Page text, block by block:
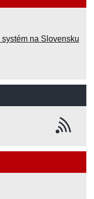
na Slovensku